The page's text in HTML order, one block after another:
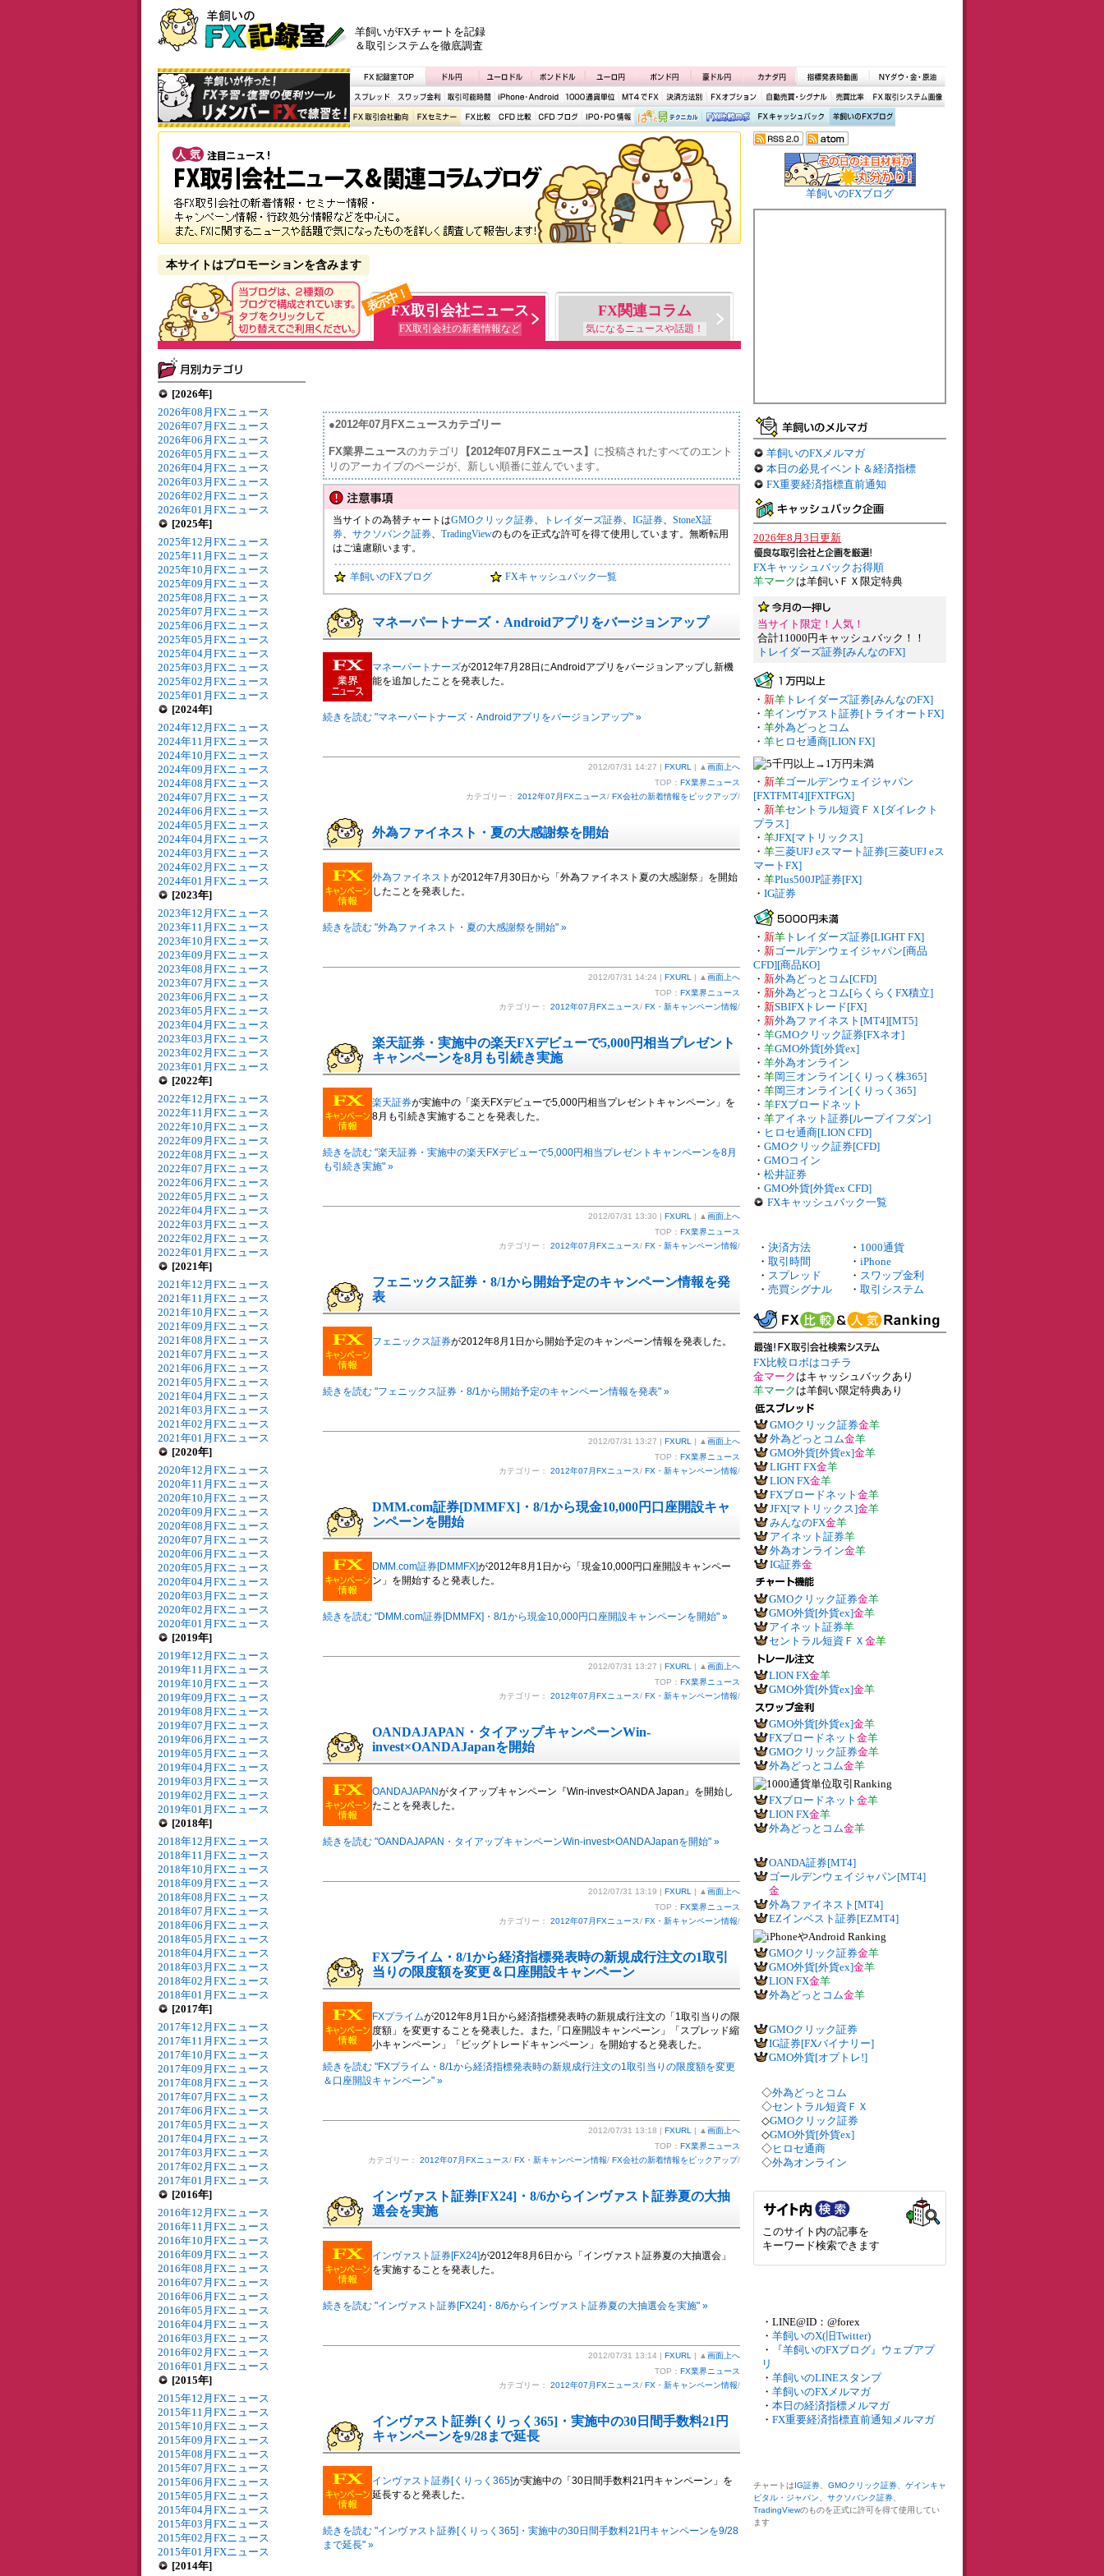
羊飼いがFXチャートを記録
＆取引システムを徹底調査
本サイトはプロモーションを含みます
表示中！FX取引会社ニュース
FX取引会社の新着情報など
FX関連コラム
気になるニュースや話題！
[2026年]
2026年08月FXニュース
2026年07月FXニュース
2026年06月FXニュース
2026年05月FXニュース
2026年04月FXニュース
2026年03月FXニュース
2026年02月FXニュース
2026年01月FXニュース
[2025年]
2025年12月FXニュース
2025年11月FXニュース
2025年10月FXニュース
2025年09月FXニュース
2025年08月FXニュース
2025年07月FXニュース
2025年06月FXニュース
2025年05月FXニュース
2025年04月FXニュース
2025年03月FXニュース
2025年02月FXニュース
2025年01月FXニュース
[2024年]
2024年12月FXニュース
2024年11月FXニュース
2024年10月FXニュース
2024年09月FXニュース
2024年08月FXニュース
2024年07月FXニュース
2024年06月FXニュース
2024年05月FXニュース
2024年04月FXニュース
2024年03月FXニュース
2024年02月FXニュース
2024年01月FXニュース
[2023年]
2023年12月FXニュース
2023年11月FXニュース
2023年10月FXニュース
2023年09月FXニュース
2023年08月FXニュース
2023年07月FXニュース
2023年06月FXニュース
2023年05月FXニュース
2023年04月FXニュース
2023年03月FXニュース
2023年02月FXニュース
2023年01月FXニュース
[2022年]
2022年12月FXニュース
2022年11月FXニュース
2022年10月FXニュース
2022年09月FXニュース
2022年08月FXニュース
2022年07月FXニュース
2022年06月FXニュース
2022年05月FXニュース
2022年04月FXニュース
2022年03月FXニュース
2022年02月FXニュース
2022年01月FXニュース
[2021年]
2021年12月FXニュース
2021年11月FXニュース
2021年10月FXニュース
2021年09月FXニュース
2021年08月FXニュース
2021年07月FXニュース
2021年06月FXニュース
2021年05月FXニュース
2021年04月FXニュース
2021年03月FXニュース
2021年02月FXニュース
2021年01月FXニュース
[2020年]
2020年12月FXニュース
2020年11月FXニュース
2020年10月FXニュース
2020年09月FXニュース
2020年08月FXニュース
2020年07月FXニュース
2020年06月FXニュース
2020年05月FXニュース
2020年04月FXニュース
2020年03月FXニュース
2020年02月FXニュース
2020年01月FXニュース
[2019年]
2019年12月FXニュース
2019年11月FXニュース
2019年10月FXニュース
2019年09月FXニュース
2019年08月FXニュース
2019年07月FXニュース
2019年06月FXニュース
2019年05月FXニュース
2019年04月FXニュース
2019年03月FXニュース
2019年02月FXニュース
2019年01月FXニュース
[2018年]
2018年12月FXニュース
2018年11月FXニュース
2018年10月FXニュース
2018年09月FXニュース
2018年08月FXニュース
2018年07月FXニュース
2018年06月FXニュース
2018年05月FXニュース
2018年04月FXニュース
2018年03月FXニュース
2018年02月FXニュース
2018年01月FXニュース
[2017年]
2017年12月FXニュース
2017年11月FXニュース
2017年10月FXニュース
2017年09月FXニュース
2017年08月FXニュース
2017年07月FXニュース
2017年06月FXニュース
2017年05月FXニュース
2017年04月FXニュース
2017年03月FXニュース
2017年02月FXニュース
2017年01月FXニュース
[2016年]
2016年12月FXニュース
2016年11月FXニュース
2016年10月FXニュース
2016年09月FXニュース
2016年08月FXニュース
2016年07月FXニュース
2016年06月FXニュース
2016年05月FXニュース
2016年04月FXニュース
2016年03月FXニュース
2016年02月FXニュース
2016年01月FXニュース
[2015年]
2015年12月FXニュース
2015年11月FXニュース
2015年10月FXニュース
2015年09月FXニュース
2015年08月FXニュース
2015年07月FXニュース
2015年06月FXニュース
2015年05月FXニュース
2015年04月FXニュース
2015年03月FXニュース
2015年02月FXニュース
2015年01月FXニュース
[2014年]
●2012年07月FXニュースカテゴリー
FX業界ニュースのカテゴリ 【2012年07月FXニュース】 に投稿されたすべてのエント
リのアーカイブのページが、新しい順番に並んでいます。
当サイトの為替チャートはGMOクリック証券、 トレイダーズ証券、 IG証券、 StoneX証
券、 サクソバンク証券、 TradingViewのものを正式な許可を得て使用しています。無断転用
はご遠慮願います。
羊飼いのFXブログ FXキャッシュバック一覧
マネーパートナーズ・Androidアプリをバージョンアップ
マネーパートナーズが2012年7月28日にAndroidアプリをバージョンアップし新機
能を追加したことを発表した。
続きを読む "マネーパートナーズ・Androidアプリをバージョンアップ" »
2012/07/31 14:27 | FXURL | ▲ 画面上へ
TOP： FX業界ニュース
カテゴリー： 2012年07月FXニュース/ FX会社の新着情報をピックアップ/
外為ファイネスト・夏の大感謝祭を開始
外為ファイネスト が2012年7月30日から「外為ファイネスト夏の大感謝祭」を開始
したことを発表した。
続きを読む "外為ファイネスト・夏の大感謝祭を開始" »
2012/07/31 14:24 | FXURL | ▲ 画面上へ
TOP： FX業界ニュース
カテゴリー： 2012年07月FXニュース/ FX・新キャンペーン情報/
楽天証券・実施中の楽天FXデビューで5,000円相当プレゼント
キャンペーンを8月も引続き実施
楽天証券が実施中の「楽天FXデビューで5,000円相当プレゼントキャンペーン」を
8月も引続き実施することを発表した。
続きを読む "楽天証券・実施中の楽天FXデビューで5,000円相当プレゼントキャンペーンを8月
も引続き実施" »
2012/07/31 13:30 | FXURL | ▲ 画面上へ
TOP： FX業界ニュース
カテゴリー： 2012年07月FXニュース/ FX・新キャンペーン情報/
フェニックス証券・8/1から開始予定のキャンペーン情報を発
表
フェニックス証券が2012年8月1日から開始予定のキャンペーン情報を発表した。
続きを読む "フェニックス証券・8/1から開始予定のキャンペーン情報を発表" »
2012/07/31 13:27 | FXURL | ▲ 画面上へ
TOP： FX業界ニュース
カテゴリー： 2012年07月FXニュース/ FX・新キャンペーン情報/
DMM.com証券[DMMFX]・8/1から現金10,000円口座開設キャ
ンペーンを開始
DMM.com証券[DMMFX]が2012年8月1日から「現金10,000円口座開設キャンペー
ン」を開始すると発表した。
続きを読む "DMM.com証券[DMMFX]・8/1から現金10,000円口座開設キャンペーンを開始" »
2012/07/31 13:27 | FXURL | ▲ 画面上へ
TOP： FX業界ニュース
カテゴリー： 2012年07月FXニュース/ FX・新キャンペーン情報/
OANDAJAPAN・タイアップキャンペーンWin-
invest×OANDAJapanを開始
OANDAJAPANがタイアップキャンペーン『Win-invest×OANDA Japan』を開始し
たことを発表した。
続きを読む "OANDAJAPAN・タイアップキャンペーンWin-invest×OANDAJapanを開始" »
2012/07/31 13:19 | FXURL | ▲ 画面上へ
TOP： FX業界ニュース
カテゴリー： 2012年07月FXニュース/ FX・新キャンペーン情報/
FXプライム・8/1から経済指標発表時の新規成行注文の1取引
当りの限度額を変更＆口座開設キャンペーン
FXプライムが2012年8月1日から経済指標発表時の新規成行注文の「1取引当りの限
度額」を変更することを発表した。また,「口座開設キャンペーン」「スプレッド縮
小キャンペーン」「ビッグトレードキャンペーン」を開始すると発表した。
続きを読む "FXプライム・8/1から経済指標発表時の新規成行注文の1取引当りの限度額を変更
＆口座開設キャンペーン" »
2012/07/31 13:18 | FXURL | ▲ 画面上へ
TOP： FX業界ニュース
カテゴリー： 2012年07月FXニュース/ FX・新キャンペーン情報/ FX会社の新着情報をピックアップ/
インヴァスト証券[FX24]・8/6からインヴァスト証券夏の大抽
選会を実施
インヴァスト証券[FX24]が2012年8月6日から「インヴァスト証券夏の大抽選会」
を実施することを発表した。
続きを読む "インヴァスト証券[FX24]・8/6からインヴァスト証券夏の大抽選会を実施" »
2012/07/31 13:14 | FXURL | ▲ 画面上へ
TOP： FX業界ニュース
カテゴリー： 2012年07月FXニュース/ FX・新キャンペーン情報/
インヴァスト証券[くりっく365]・実施中の30日間手数料21円
キャンペーンを9/28まで延長
インヴァスト証券[くりっく365]が実施中の「30日間手数料21円キャンペーン」を
延長すると発表した。
続きを読む "インヴァスト証券[くりっく365]・実施中の30日間手数料21円キャンペーンを9/28
まで延長" »
羊飼いのFXブログ
羊飼いのFXメルマガ
本日の必見イベント＆経済指標
FX重要経済指標直前通知
2026年8月3日更新
FXキャッシュバックお得順
羊マーク は羊飼いＦＸ限定特典
当サイト限定！人気！
合計11000円キャッシュバック！！
トレイダーズ証券[みんなのFX]
・ 新羊 トレイダーズ証券[みんなのFX]
・ 羊インヴァスト証券[トライオートFX]
・ 羊外為どっとコム
・ 羊ヒロセ通商[LION FX]
・ 新羊ゴールデンウェイジャパン
[FXTFMT4][FXTFGX]
・ 新羊セントラル短資ＦＸ[ダイレクト
プラス]
・ 羊JFX[マトリックス]
・ 羊三菱UFJ eスマート証券[三菱UFJ eス
マートFX]
・ 羊Plus500JP証券[FX]
・ IG証券
・ 新羊 トレイダーズ証券[LIGHT FX]
・ 新ゴールデンウェイジャパン[商品
CFD][商品KO]
・ 新外為どっとコム[CFD]
・ 新外為どっとコム[らくらくFX積立]
・ 新SBIFXトレード[FX]
・ 新外為ファイネスト[MT4][MT5]
・ 羊GMOクリック証券[FXネオ]
・ 羊GMO外貨[外貨ex]
・ 羊外為オンライン
・ 羊岡三オンライン[くりっく株365]
・ 羊岡三オンライン[くりっく365]
・ 羊FXブロードネット
・ 羊アイネット証券[ループイフダン]
・ ヒロセ通商[LION CFD]
・ GMOクリック証券[CFD]
・ GMOコイン
・ 松井証券
・ GMO外貨[外貨ex CFD]
FXキャッシュバック一覧
・ 決済方法 ・ 1000通貨
・ 取引時間 ・ iPhone
・ スプレッド ・ スワップ金利
・ 売買シグナル ・ 取引システム
FX比較ロボはコチラ
金マーク はキャッシュバックあり
羊マーク は羊飼い限定特典あり
GMOクリック証券金羊
外為どっとコム金羊
GMO外貨[外貨ex]金羊
LIGHT FX金羊
LION FX金羊
FXブロードネット 金羊
JFX[マトリックス]金羊
みんなのFX金羊
アイネット証券羊
外為オンライン金羊
IG証券金
GMOクリック証券金羊
GMO外貨[外貨ex]金羊
アイネット証券羊
セントラル短資ＦＸ 金羊
LION FX金羊
GMO外貨[外貨ex]金羊
GMO外貨[外貨ex]金羊
FXブロードネット 金羊
GMOクリック証券金羊
外為どっとコム金羊
FXブロードネット 金羊
LION FX金羊
外為どっとコム金羊
OANDA証券[MT4]
ゴールデンウェイジャパン[MT4]
金
外為ファイネスト[MT4]
EZインベスト証券[EZMT4]
GMOクリック証券金羊
GMO外貨[外貨ex]金羊
LION FX金羊
外為どっとコム金羊
GMOクリック証券
IG証券[FXバイナリー]
GMO外貨[オプトレ!]
◇外為どっとコム
◇セントラル短資ＦＸ
◇GMOクリック証券
◇GMO外貨[外貨ex]
◇ヒロセ通商
◇外為オンライン
このサイト内の記事を
キーワード検索できます
・LINE@ID：@forex
・ 羊飼いのX(旧Twitter)
・
『羊飼いのFXブログ』ウェブアプ
リ
・ 羊飼いのLINEスタンプ
・ 羊飼いのFXメルマガ
・ 本日の経済指標メルマガ
・ FX重要経済指標直前通知メルマガ
チャートはIG証券 GMOクリック証券
ゲインキャ
ピタル・ジャパン
サクソバンク証券
TradingViewのものを正式に許可を得て使用してい
ます